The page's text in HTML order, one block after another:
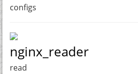
configs
nginx_reader
read